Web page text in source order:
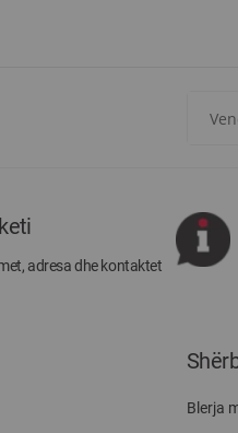
rreth
adresa dhe kontaktet
Blerja